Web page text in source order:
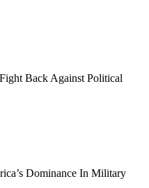
Back Against Political
Dominance In Military